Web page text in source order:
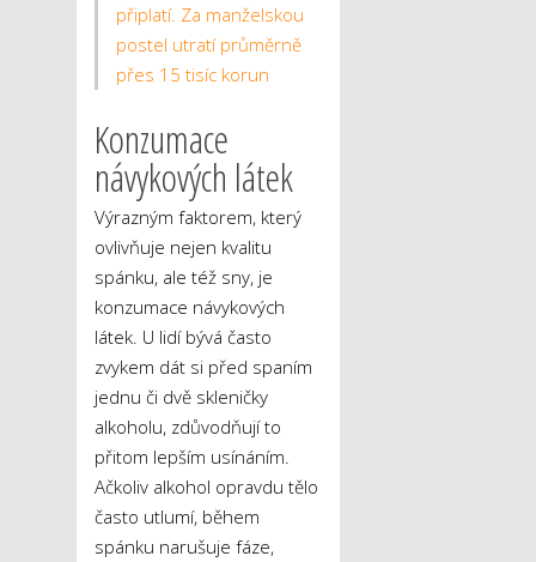
připlatí. Za manželskou
postel utratí průměrně
přes 15 tisíc korun
Konzumace
návykových látek
Výrazným faktorem, který
ovlivňuje nejen kvalitu
spánku, ale též sny, je
konzumace návykových
látek. U lidí bývá často
zvykem dát si před spaním
jednu či dvě skleničky
alkoholu, zdůvodňují to
přitom lepším usínáním.
Ačkoliv alkohol opravdu tělo
často utlumí, během
spánku narušuje fáze,